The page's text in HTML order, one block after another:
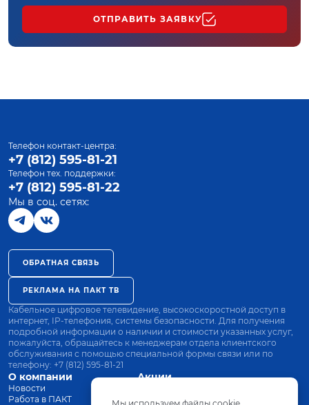
ОТПРАВИТЬ ЗАЯВКУ
О компании
Новости
Работа в ПАКТ
Акции
Оплата
Телефон контакт-центра:
+7 (812) 595-81-21
Телефон тех. поддержки:
+7 (812) 595-81-22
Мы в соц. сетях:
ОБРАТНАЯ СВЯЗЬ
РЕКЛАМА НА ПАКТ ТВ
Кабельное цифровое телевидение, высокоскоростной доступ в
интернет, IP-телефония, системы безопасности. Для получения
подробной информации о наличии и стоимости указанных услуг,
пожалуйста, обращайтесь к менеджерам отдела клиентского
обслуживания с помощью специальной формы связи или по
телефону: +7 (812) 595-81-21